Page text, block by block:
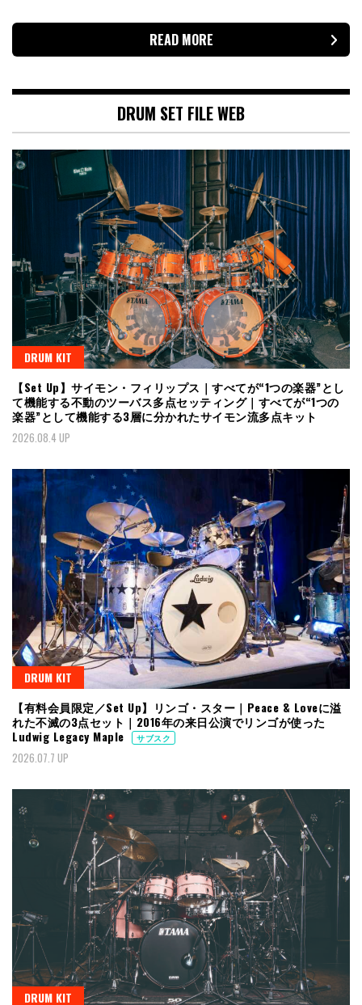
READ MORE
DRUM SET FILE WEB
DRUM KIT
【Set Up】サイモン・フィリップス｜すべてが“1つの楽器”とし
て機能する不動のツーバス多点セッティング｜すべてが“1つの
楽器”として機能する3層に分かれたサイモン流多点キット
2026.08.4 UP
DRUM KIT
【有料会員限定／Set Up】リンゴ・スター｜Peace & Loveに溢
れた不滅の3点セット｜2016年の来日公演でリンゴが使った
Ludwig Legacy Maple
サブスク
2026.07.7 UP
DRUM KIT